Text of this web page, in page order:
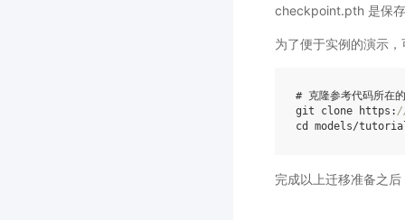
checkpoint.pth 是保
为了便于实例的演示
# 克隆参考代码所在
git clone https:
cd
完成以上迁移准备之